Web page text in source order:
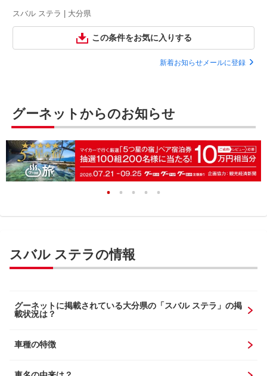
スバル ステラ | 大分県
この条件をお気に入りする
新着お知らせメールに登録
グーネットからのお知らせ
スバル ステラの情報
グーネットに掲載されている大分県の「スバル ステラ」の掲
載状況は？
車種の特徴